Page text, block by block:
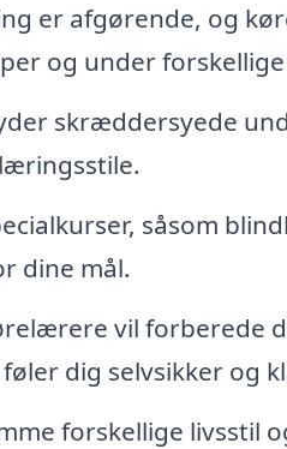
er afgørende, og
og under
skræddersyede
såsom
dine mål.
vil forberede
dig selvsikker og
forskellige livsstil